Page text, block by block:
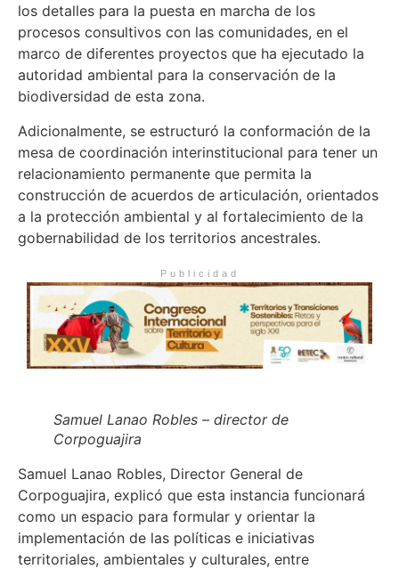
los detalles para la puesta en marcha de los
procesos consultivos con las comunidades, en el
marco de diferentes proyectos que ha ejecutado la
autoridad ambiental para la conservación de la
biodiversidad de esta zona.
Adicionalmente, se estructuró la conformación de la
mesa de coordinación interinstitucional para tener un
relacionamiento permanente que permita la
construcción de acuerdos de articulación, orientados
a la protección ambiental y al fortalecimiento de la
gobernabilidad de los territorios ancestrales.
Publicidad
Samuel Lanao Robles – director de
Corpoguajira
Samuel Lanao Robles, Director General de
Corpoguajira, explicó que esta instancia funcionará
como un espacio para formular y orientar la
implementación de las políticas e iniciativas
territoriales, ambientales y culturales, entre